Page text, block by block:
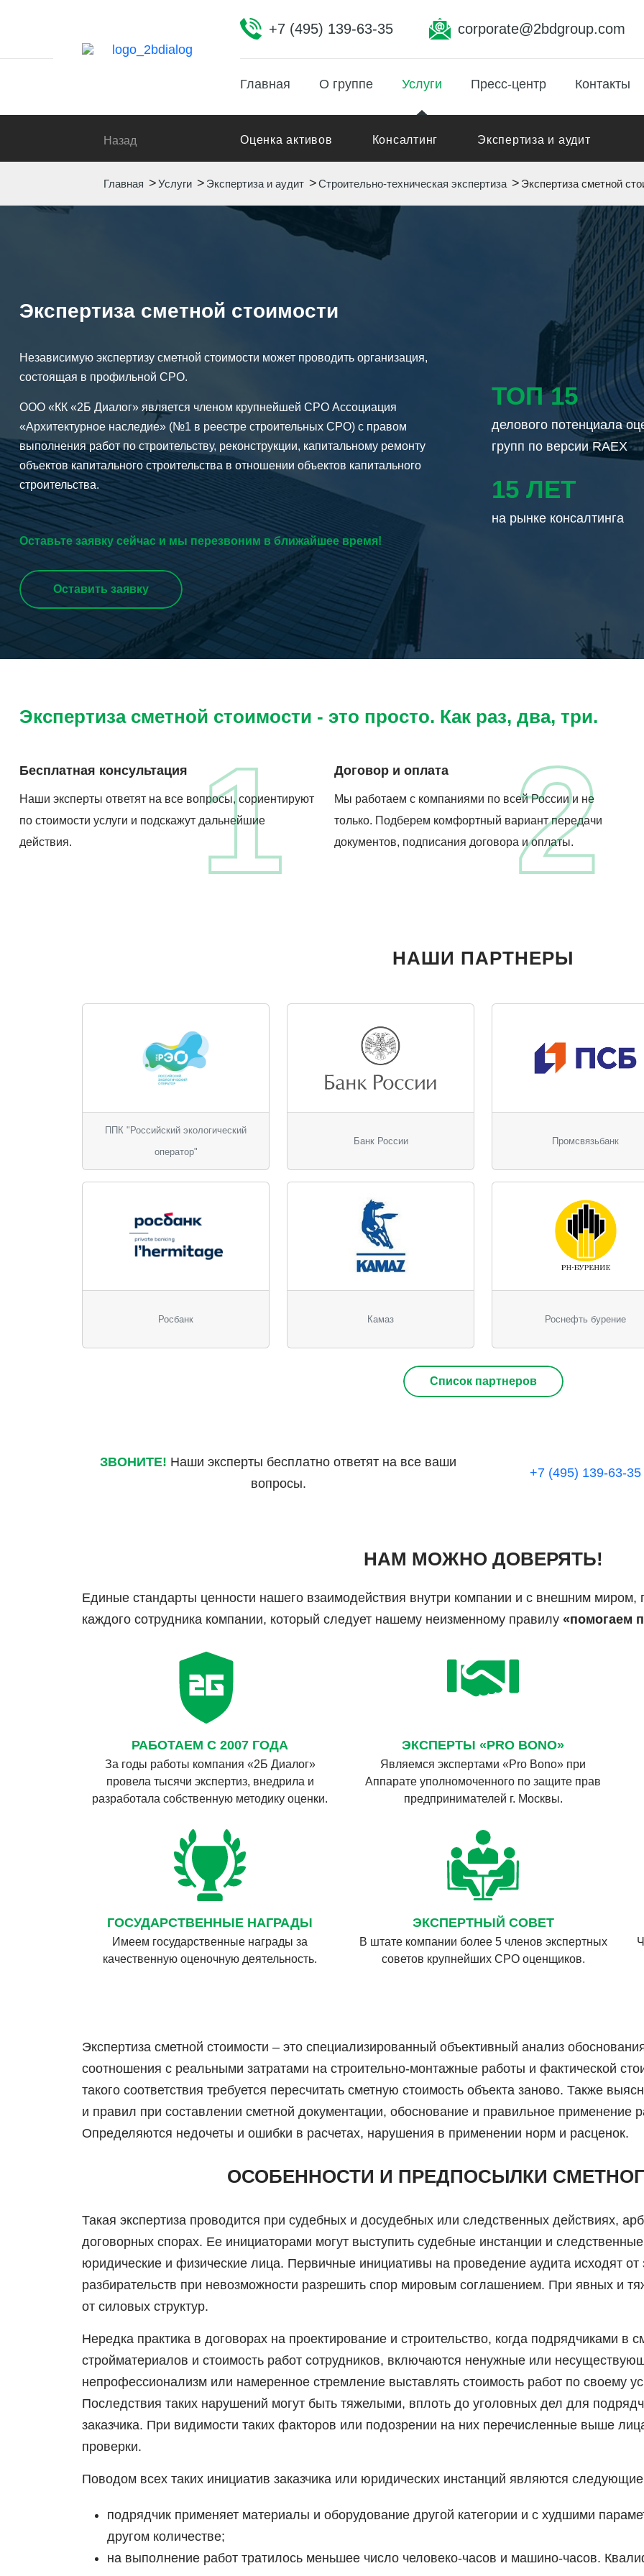
+7 (495) 139-63-35 corporate@2bdgroup.com
Главная О группе Услуги Пресс-центр Контакты
Назад Оценка активов Консалтинг Экспертиза и аудит
Главная Услуги Экспертиза и аудит Строительно-техническая экспертиза Экспертиза сметной
Экспертиза сметной стоимости
Независимую экспертизу сметной стоимости может проводить организация,
состоящая в профильной СРО.
ООО «КК «2Б Диалог» является членом крупнейшей СРО Ассоциация
«Архитектурное наследие» (№1 в реестре строительных СРО) с правом
выполнения работ по строительству, реконструкции, капитальному ремонту
объектов капитального строительства в отношении объектов капитального
строительства.
Оставьте заявку сейчас и мы перезвоним в ближайшее время!
Оставить заявку
ТОП 15
делового потенциала оценочных
групп по версии RAEX
15 ЛЕТ
на рынке консалтинга
Экспертиза сметной стоимости - это просто. Как раз, два, три.
1
Бесплатная консультация
Наши эксперты ответят на все вопросы, сориентируют
по стоимости услуги и подскажут дальнейшие
действия.
2
Договор и оплата
Мы работаем с компаниями по всей России и не
только. Подберем комфортный вариант передачи
документов, подписания договора и оплаты.
НАШИ ПАРТНЕРЫ
ППК "Российский экологический
оператор"
Банк России Промсвязьбанк
Росбанк Камаз Роснефть бурение
Список партнеров
ЗВОНИТЕ! Наши эксперты бесплатно ответят на все ваши
вопросы.
+7 (495) 139-63-35
НАМ МОЖНО ДОВЕРЯТЬ!
Единые стандарты ценности нашего взаимодействия внутри компании и с внешним миром,
каждого сотрудника компании, который следует нашему неизменному правилу «помогаем
РАБОТАЕМ С 2007 ГОДА
За годы работы компания «2Б Диалог»
провела тысячи экспертиз, внедрила и
разработала собственную методику оценки.
ЭКСПЕРТЫ «PRO BONO»
Являемся экспертами «Pro Bono» при
Аппарате уполномоченного по защите прав
предпринимателей г. Москвы.
ГОСУДАРСТВЕННЫЕ НАГРАДЫ
Имеем государственные награды за
качественную оценочную деятельность.
ЭКСПЕРТНЫЙ СОВЕТ
В штате компании более 5 членов экспертных
советов крупнейших СРО оценщиков.
Экспертиза сметной стоимости – это специализированный объективный анализ
соотношения с реальными затратами на строительно-монтажные работы и фактической
такого соответствия требуется пересчитать сметную стоимость объекта заново. Также
и правил при составлении сметной документации, обоснование и правильное применение
Определяются недочеты и ошибки в расчетах, нарушения в применении норм и расценок.
ОСОБЕННОСТИ И ПРЕДПОСЫЛКИ
Такая экспертиза проводится при судебных и досудебных или следственных действиях,
договорных спорах. Ее инициаторами могут выступить судебные инстанции и
юридические и физические лица. Первичные инициативы на проведение аудита исходят от
разбирательств при невозможности разрешить спор мировым соглашением. При явных и
от силовых структур.
Нередка практика в договорах на проектирование и строительство, когда подрядчиками в
стройматериалов и стоимость работ сотрудников, включаются ненужные или
непрофессионализм или намеренное стремление выставлять стоимость работ по своему
Последствия таких нарушений могут быть тяжелыми, вплоть до уголовных дел для
заказчика. При видимости таких факторов или подозрении на них перечисленные выше
проверки.
Поводом всех таких инициатив заказчика или юридических инстанций являются
подрядчик применяет материалы и оборудование другой категории и с худшими
другом количестве;
на выполнение работ тратилось меньшее число человеко-часов и машино-часов.